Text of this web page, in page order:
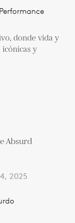
donde vida y
y
2025